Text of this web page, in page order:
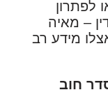
– מאיה
מידע רב
חוב